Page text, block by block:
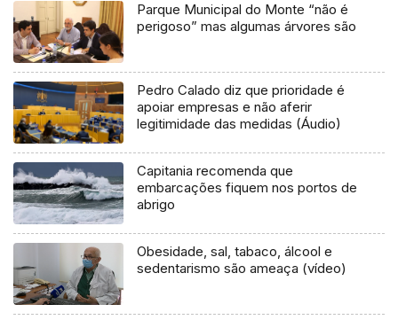
Parque Municipal do Monte “não é
perigoso” mas algumas árvores são
Pedro Calado diz que prioridade é
apoiar empresas e não aferir
legitimidade das medidas (Áudio)
Capitania recomenda que
embarcações fiquem nos portos de
abrigo
Obesidade, sal, tabaco, álcool e
sedentarismo são ameaça (vídeo)